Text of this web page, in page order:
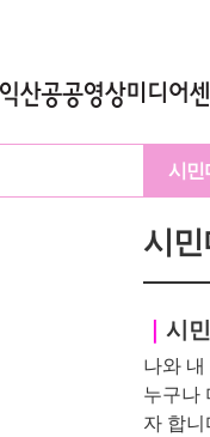
시민
시
시
나와
누구나
자 합니